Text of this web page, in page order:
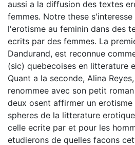
aussi a la diffusion des textes
femmes. Notre these
l'erotisme au feminin dans des
ecrits par des femmes. La
Dandurand, est reconnue
(sic) quebecoises en litterature
Quant a la seconde, Alina
renommee avec son petit
deux osent affirmer un erotisme
spheres de la litterature
celle ecrite par et pour les
etudierons de quelles facons